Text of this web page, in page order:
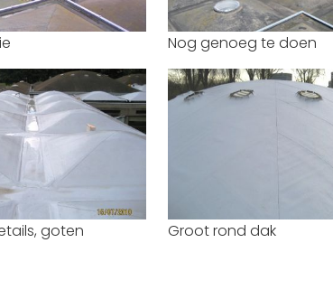
Nog genoeg te doen
goten
Groot rond dak